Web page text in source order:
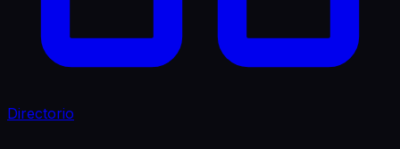
Directorio